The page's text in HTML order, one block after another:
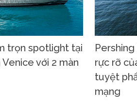
trọn spotlight tại
với 2 màn
rực rỡ
tuyệt
mạng